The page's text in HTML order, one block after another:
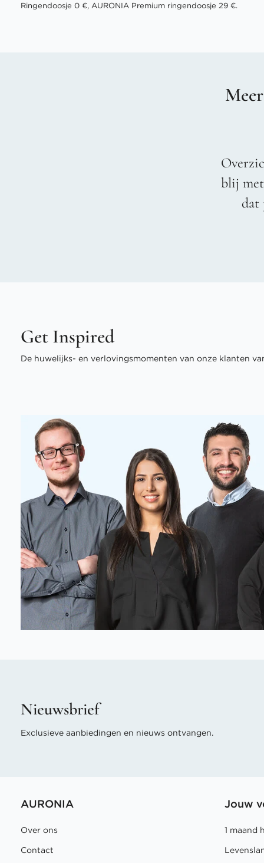
Ringendoosje 0 €, AURONIA Premium ringendoosje 29 €.
blij
dat
Get Inspired
De huwelijks- en verlovingsmomenten van onze klanten
Nieuwsbrief
Exclusieve aanbiedingen en nieuws ontvangen.
AURONIA
Over ons
Contact
Jouw
1 maand